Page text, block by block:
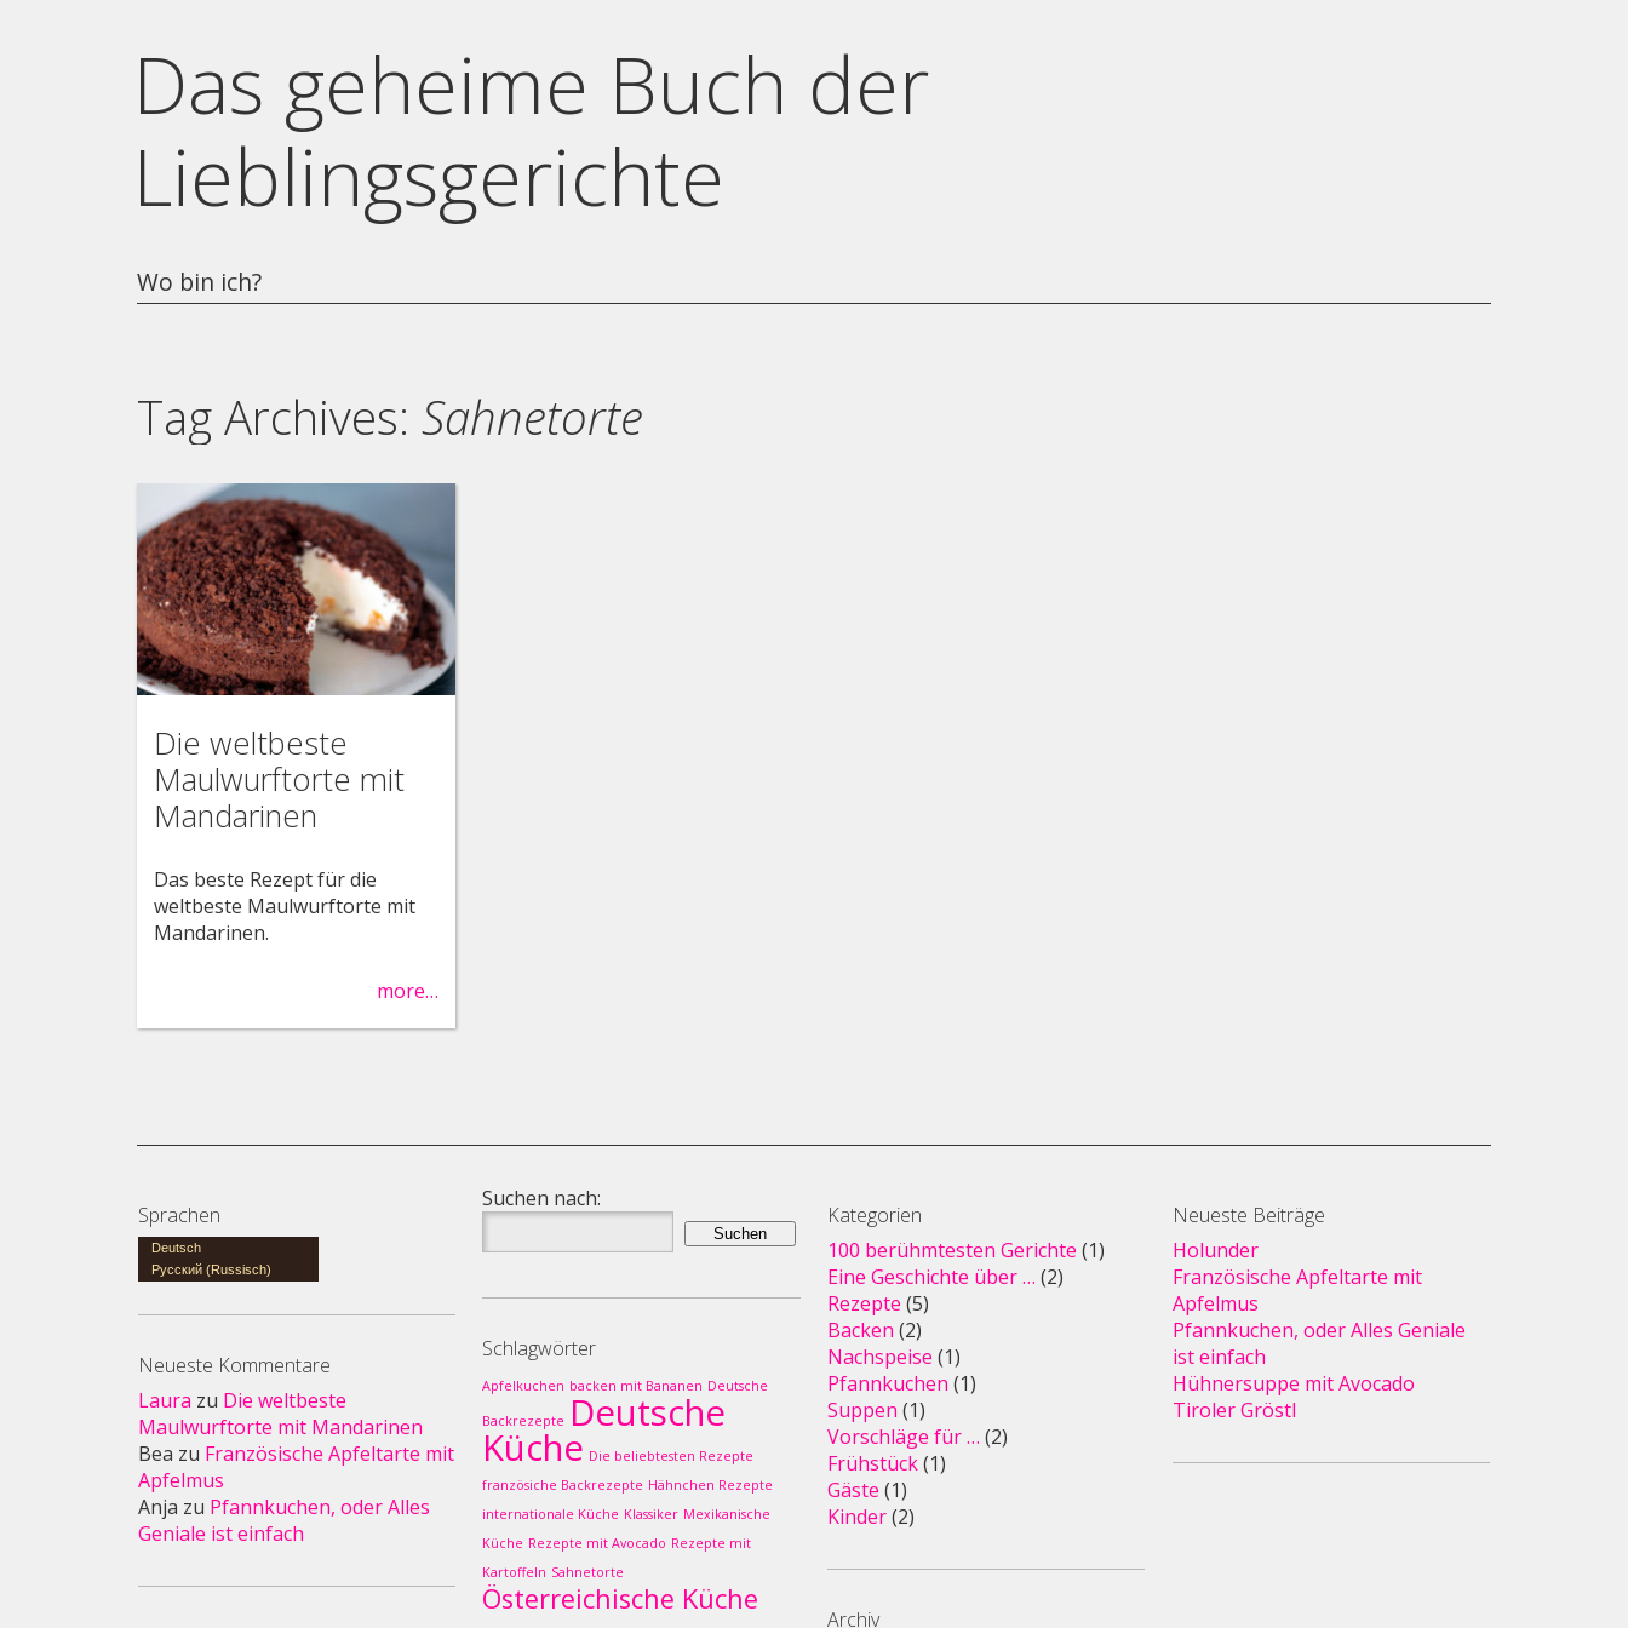
Das geheime Buch der
Lieblingsgerichte
Wo bin ich?
Tag Archives:Sahnetorte
Die weltbeste
Maulwurftorte mit
Mandarinen
Das beste Rezept für die
weltbeste Maulwurftorte mit
Mandarinen.
more…
Sprachen
Deutsch
Русский (Russisch)
Neueste Kommentare
Laura zu Die weltbeste
Maulwurftorte mit Mandarinen
Bea zu Französische Apfeltarte mit
Apfelmus
Anja zu Pfannkuchen, oder Alles
Geniale ist einfach
Suchen nach:
Schlagwörter
Apfelkuchen backen mit Bananen Deutsche
Backrezepte Deutsche
Küche Die beliebtesten Rezepte
französiche Backrezepte Hähnchen Rezepte
internationale Küche Klassiker Mexikanische
Küche Rezepte mit Avocado Rezepte mit
Kartoffeln Sahnetorte
Österreichische Küche
Kategorien
100 berühmtesten Gerichte (1)
Eine Geschichte über … (2)
Rezepte (5)
Backen (2)
Nachspeise (1)
Pfannkuchen (1)
Suppen (1)
Vorschläge für … (2)
Frühstück(1)
Gäste (1)
Kinder(2)
Archiv
Neueste Beiträge
Holunder
Französische Apfeltarte mit
Apfelmus
Pfannkuchen, oder Alles Geniale
ist einfach
Hühnersuppe mit Avocado
Tiroler Gröstl